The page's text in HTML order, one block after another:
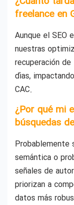
freelance en
Aunque el SEO
nuestras
recuperación
días,
CAC.
¿Por qué mi
búsquedas
Probablemente
semántica o
señales de
priorizan a
datos más